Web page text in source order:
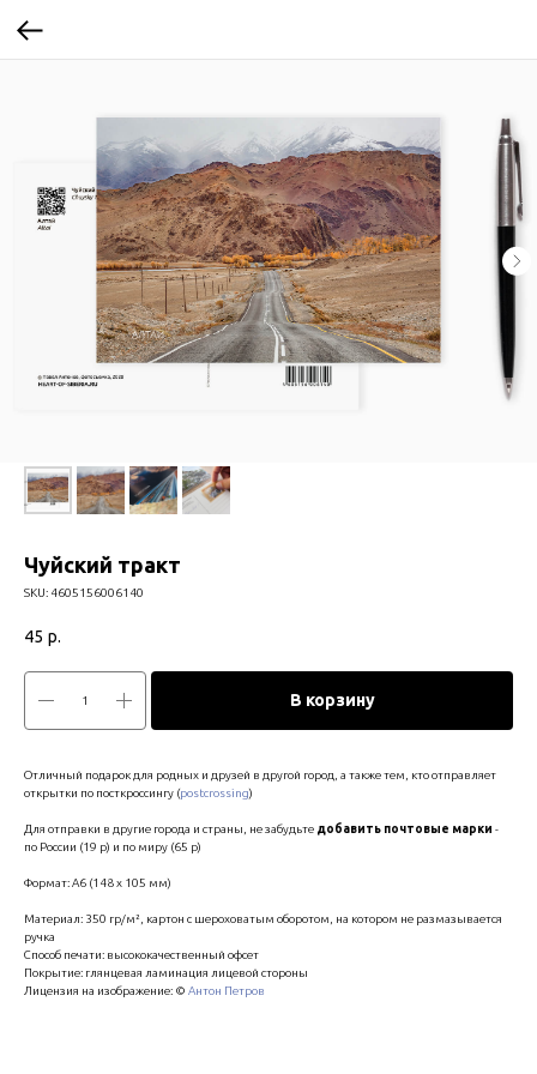
Чуйский тракт
SKU: 4605156006140
45 р.
В корзину
Отличный подарок для родных и друзей в другой город, а также тем, кто отправляет
открытки по посткроссингу (postcrossing)
Для отправки в другие города и страны, не забудьте добавить почтовые марки -
по России (19 р) и по миру (65 р)
Формат: А6 (148 х 105 мм)
Материал: 350 гр/м², картон с шероховатым оборотом, на котором не размазывается
ручка
Способ печати: высококачественный офсет
Покрытие: глянцевая ламинация лицевой стороны
Лицензия на изображение: © Антон Петров